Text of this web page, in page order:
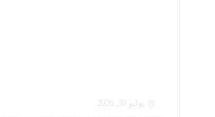
يوليو 30, 2026